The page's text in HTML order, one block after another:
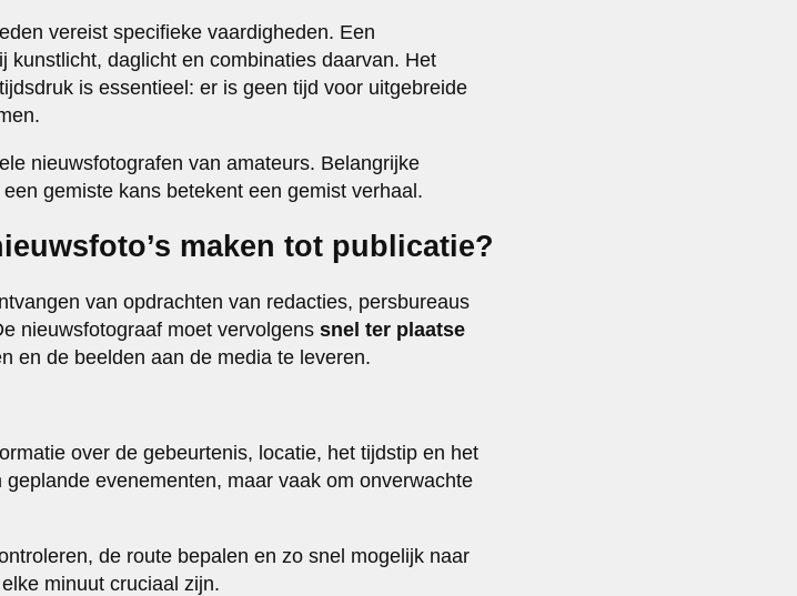
vereist specifieke vaardigheden. Een
kunstlicht, daglicht en combinaties daarvan. Het
is essentieel: er is geen tijd voor uitgebreide
nieuwsfotografen van amateurs. Belangrijke
gemiste kans betekent een gemist verhaal.
maken tot publicatie?
van opdrachten van redacties, persbureaus
nieuwsfotograaf moet vervolgens snel ter plaatse
en de beelden aan de media te leveren.
over de gebeurtenis, locatie, het tijdstip en het
evenementen, maar vaak om onverwachte
de route bepalen en zo snel mogelijk naar
minuut cruciaal zijn.